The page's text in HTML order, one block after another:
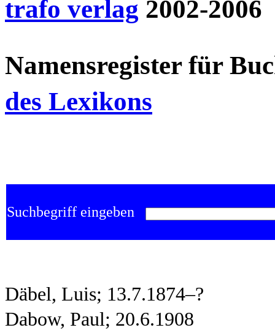
trafo verlag 2002-2006
Namensregister für
des Lexikons
Suchbegriff eingeben
Däbel, Luis; 13.7.1874–?
Dabow, Paul; 20.6.1908